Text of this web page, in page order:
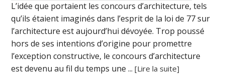
L’idée que portaient les concours d’architecture, tels
qu’ils étaient imaginés dans l’esprit de la loi de 77 sur
l’architecture est aujourd’hui dévoyée. Trop poussé
hors de ses intentions d’origine pour promettre
l’exception constructive, le concours d’architecture
est devenu au fil du temps une ...[Lire la suite]